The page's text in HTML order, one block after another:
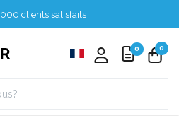
clients satisfaits
0 0